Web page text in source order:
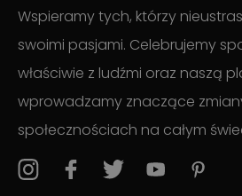
Wspieramy tych, którzy
swoimi pasjami. Celebrujemy
właściwie z ludźmi oraz naszą
wprowadzamy znaczące
społecznościach na całym